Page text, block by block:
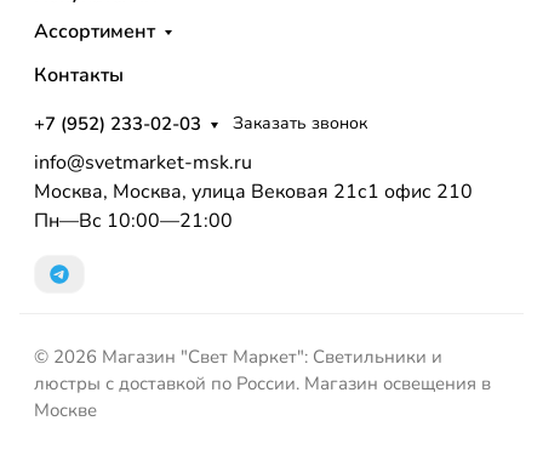
Ассортимент
Контакты
+7 (952) 233-02-03 Заказать звонок
info@svetmarket-msk.ru
Москва, Москва, улица Вековая 21с1 офис 210
Пн—Вс 10:00—21:00
© 2026 Магазин "Свет Маркет": Светильники и
люстры с доставкой по России. Магазин освещения в
Москве